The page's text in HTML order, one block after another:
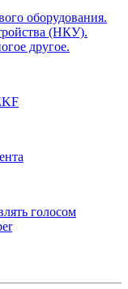
оборудования.
(НКУ).
другое.
голосом